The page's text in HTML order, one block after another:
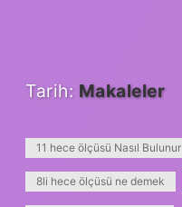
Tarih: Makaleler
11 hece ölçüsü Nasıl Bulunur
8li hece ölçüsü ne demek